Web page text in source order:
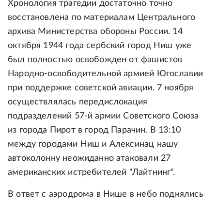
Хронология трагедии достаточно точно
восстановлена по материалам Центрального
архива Министерства обороны России. 14
октября 1944 года сербский город Ниш уже
был полностью освобожден от фашистов
Народно-освободительной армией Югославии
при поддержке советской авиации. 7 ноября
осуществлялась передислокация
подразделений 57-й армии Советского Союза
из города Пирот в город Парачин. В 13:10
между городами Ниш и Алексинац нашу
автоколонну неожиданно атаковали 27
американских истребителей "Лайтнинг".
В ответ с аэродрома в Нише в небо поднялись